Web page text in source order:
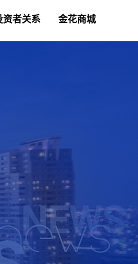
资者关系 金花商城